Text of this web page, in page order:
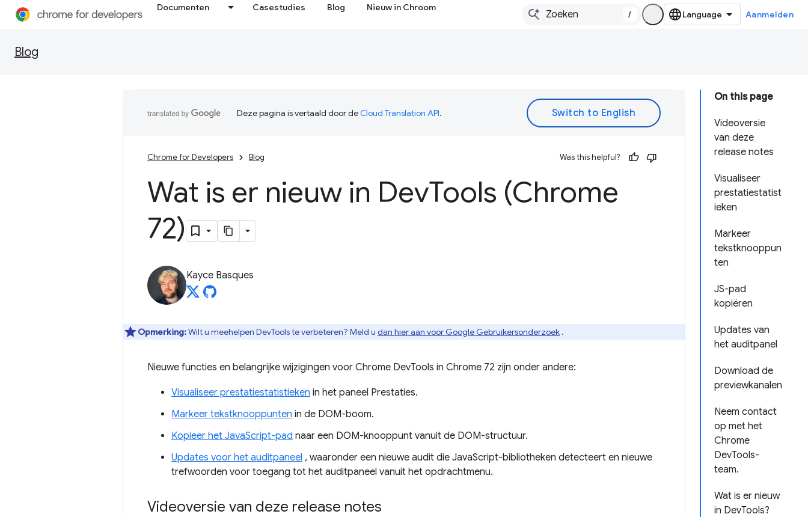
Documenten Casestudies Blog Nieuw in Chroom
/ Aanmelden
Blog
On this page
Videoversie
van deze
release notes
Visualiseer
prestatiestatist
ieken
Markeer
tekstknooppun
ten
JS-pad
kopiëren
Updates van
het auditpanel
Download de
previewkanalen
Neem contact
op met het
Chrome
DevTools-
team.
Wat is er nieuw
in DevTools?
Deze pagina is vertaald door deCloud Translation API.
Chrome for Developers Blog Was this helpful?
Wat is er nieuw in DevTools (Chrome
72)
Kayce Basques
Opmerking:Wilt u meehelpen DevTools te verbeteren? Meld u dan hier aan voor Google Gebruikersonderzoek .
Nieuwe functies en belangrijke wijzigingen voor Chrome DevTools in Chrome 72 zijn onder andere:
Visualiseer prestatiestatistieken in het paneel Prestaties.
Markeer tekstknooppunten in de DOM-boom.
Kopieer het JavaScript-pad naar een DOM-knooppunt vanuit de DOM-structuur.
Updates voor het auditpaneel , waaronder een nieuwe audit die JavaScript-bibliotheken detecteert en nieuwe
trefwoorden voor toegang tot het auditpaneel vanuit het opdrachtmenu.
Videoversie van deze release notes